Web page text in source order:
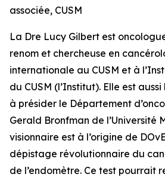
associée, CUSM
La Dre Lucy Gilbert est
renom et chercheuse en
internationale au CUSM et à
du CUSM (l’Institut). Elle est
à présider le Département
Gerald Bronfman de l’Université
visionnaire est à l’origine de
dépistage révolutionnaire du
de l’endomètre. Ce test pourrait